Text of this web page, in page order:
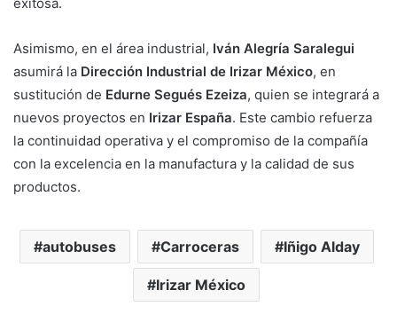
Asimismo, en el área industrial, Iván Alegría Saralegui
asumirá la Dirección Industrial de Irizar México, en
sustitución de Edurne Segués Ezeiza, quien se integrará a
nuevos proyectos en Irizar España. Este cambio refuerza
la continuidad operativa y el compromiso de la compañía
con la excelencia en la manufactura y la calidad de sus
productos.
autobuses Carroceras Iñigo Alday
Irizar México